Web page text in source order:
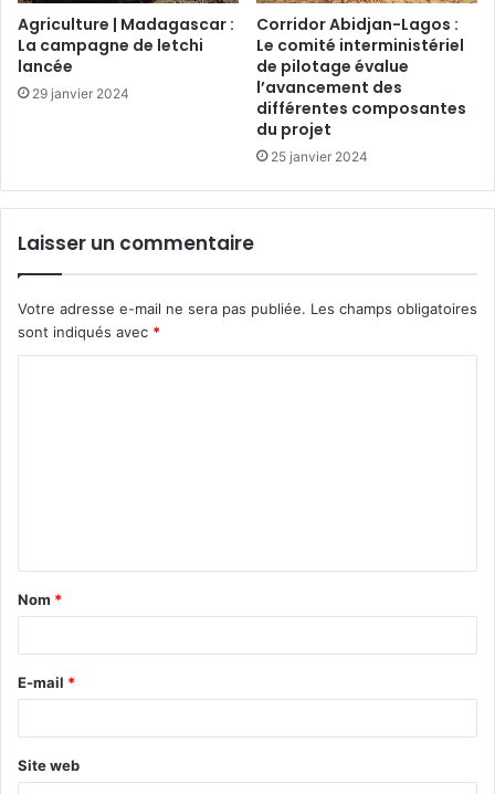
Agriculture | Madagascar :
La campagne de letchi
lancée
29 janvier 2024
Corridor Abidjan-Lagos :
Le comité interministériel
de pilotage évalue
l’avancement des
différentes composantes
du projet
25 janvier 2024
Laisser un commentaire
Votre adresse e-mail ne sera pas publiée. Les champs obligatoires
sont indiqués avec *
t
a
e
*
Nom *
E-mail *
Site web